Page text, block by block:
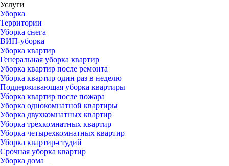
Услуги
Уборка
Территории
Уборка снега
ВИП-уборка
Уборка квартир
Генеральная уборка квартир
Уборка квартир после ремонта
Уборка квартир один раз в неделю
Поддерживающая уборка квартиры
Уборка квартир после пожара
Уборка однокомнатной квартиры
Уборка двухкомнатных квартир
Уборка трехкомнатных квартир
Уборка четырехкомнатных квартир
Уборка квартир-студий
Срочная уборка квартир
Уборка дома